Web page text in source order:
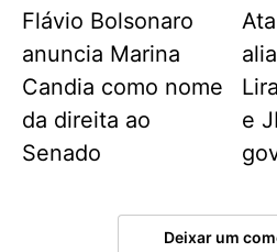
Flávio Bolsonaro
anuncia Marina
Candia como nome
da direita ao
Senado
e
Deixar um